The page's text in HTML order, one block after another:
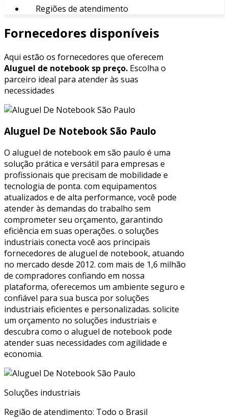
Regiões de atendimento
Fornecedores disponíveis
Aqui estão os fornecedores que oferecem
Aluguel de notebook sp preço. Escolha o
parceiro ideal para atender às suas
necessidades
Aluguel De Notebook São Paulo
O aluguel de notebook em são paulo é uma
solução prática e versátil para empresas e
profissionais que precisam de mobilidade e
tecnologia de ponta. com equipamentos
atualizados e de alta performance, você pode
atender às demandas do trabalho sem
comprometer seu orçamento, garantindo
eficiência em suas operações. o soluções
industriais conecta você aos principais
fornecedores de aluguel de notebook, atuando
no mercado desde 2012. com mais de 1,6 milhão
de compradores confiando em nossa
plataforma, oferecemos um ambiente seguro e
confiável para sua busca por soluções
industriais eficientes e personalizadas. solicite
um orçamento no soluções industriais e
descubra como o aluguel de notebook pode
atender suas necessidades com agilidade e
economia.
Soluções industriais
Região de atendimento: Todo o Brasil